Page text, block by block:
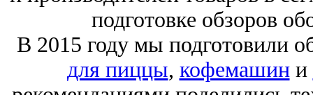
подготовке обзоров
В 2015 году мы подготовили
для пиццы, кофемашини